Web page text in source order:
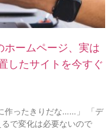
ホームページ、実は
したサイトを今すぐ
作ったきりだな……」 「デ
で変化は必要ないので